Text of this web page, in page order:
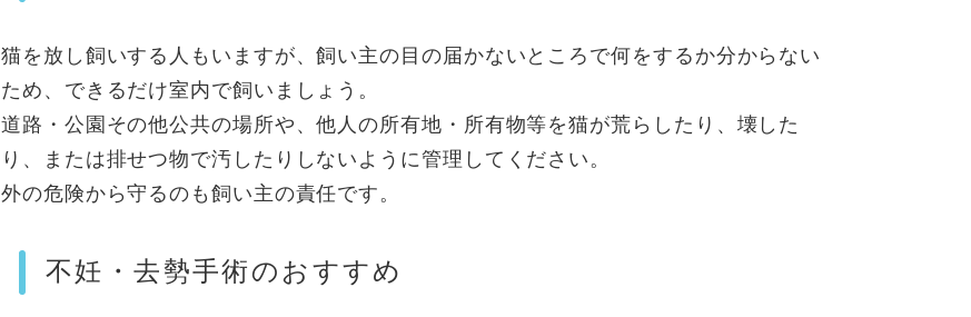
猫を放し飼いする人もいますが、飼い主の目の届かないところで何をするか分からない
ため、できるだけ室内で飼いましょう。
道路・公園その他公共の場所や、他人の所有地・所有物等を猫が荒らしたり、壊した
り、または排せつ物で汚したりしないように管理してください。
外の危険から守るのも飼い主の責任です。
不妊・去勢手術のおすすめ